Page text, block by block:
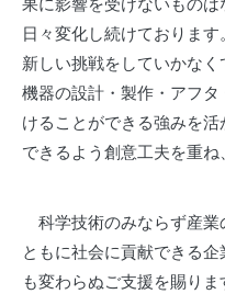
果に影響を受けないもの
日々変化し続けておりま
新しい挑戦をしていかな
機器の設計・製作・アフ
けることができる強みを
できるよう創意工夫を重ね
科学技術のみならず産業
ともに社会に貢献できる
も変わらぬご支援を賜りま